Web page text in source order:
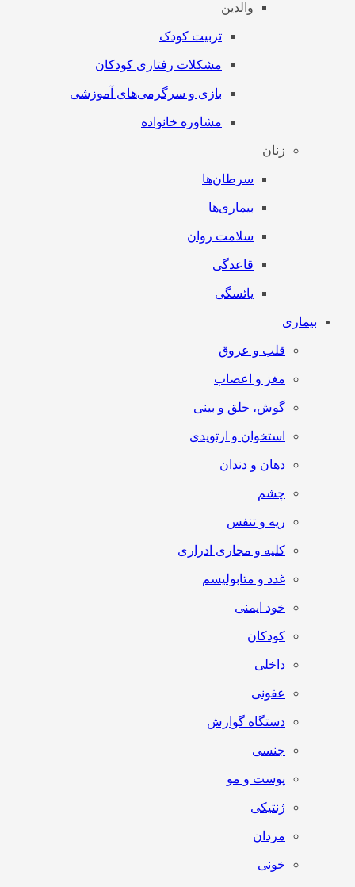
والدین
تربیت کودک
مشکلات رفتاری کودکان
بازی و سرگرمی‌های آموزشی
مشاوره خانواده
زنان
سرطان‌‌ها
بیماری‌ها
سلامت روان
قاعدگی
یائسگی
بیماری
قلب و عروق
مغز و اعصاب
گوش، حلق و بینی
استخوان و ارتوپدی
دهان و دندان
چشم
ریه و تنفس
کلیه و مجاری ادراری
غدد و متابولیسم
خود ایمنی
کودکان
داخلی
عفونی
دستگاه گوارش
جنسی
پوست و مو
ژنتیکی
مردان
خونی